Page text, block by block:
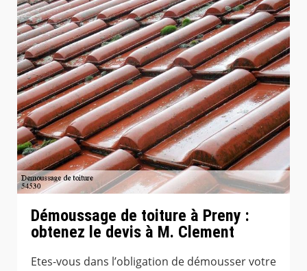
Démoussage de toiture à Preny :
obtenez le devis à M. Clement
Etes-vous dans l’obligation de démousser votre